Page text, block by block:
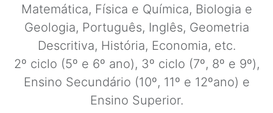
Matemática, Física e Química, Biologia e
Geologia, Português, Inglês, Geometria
Descritiva, História, Economia, etc.
2º ciclo (5º e 6º ano), 3º ciclo (7º, 8º e 9º),
Ensino Secundário (10º, 11º e 12ºano) e
Ensino Superior.